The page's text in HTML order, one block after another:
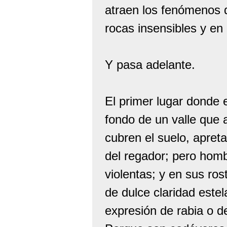
atraen los fenómenos
rocas insensibles y
Y pasa adelante.
El primer lugar donde
fondo de un valle que
cubren el suelo,
del regador; pero
violentas; y en sus
de dulce claridad
expresión de rabia o